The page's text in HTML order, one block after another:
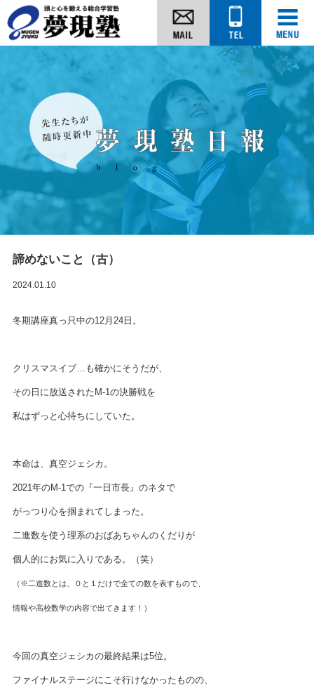
諦めないこと（古）
2024.01.10
冬期講座真っ只中の12月24日。
クリスマスイブ…も確かにそうだが、
その日に放送されたM-1の決勝戦を
私はずっと心待ちにしていた。
本命は、真空ジェシカ。
2021年のM-1での『一日市長』のネタで
がっつり心を掴まれてしまった。
二進数を使う理系のおばあちゃんのくだりが
個人的にお気に入りである。（笑）
（※二進数とは、０と１だけで全ての数を表すもので、
情報や高校数学の内容で出てきます！）
今回の真空ジェシカの最終結果は5位。
ファイナルステージにこそ行けなかったものの、